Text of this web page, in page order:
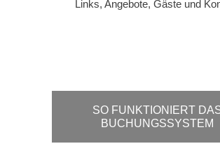
Links, Angebote, Gäste und
SO FUNKTIONIERT
BUCHUNGSSYSTEM